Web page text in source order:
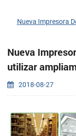
Nueva Impresora
Nueva
utilizar
2018-08-27